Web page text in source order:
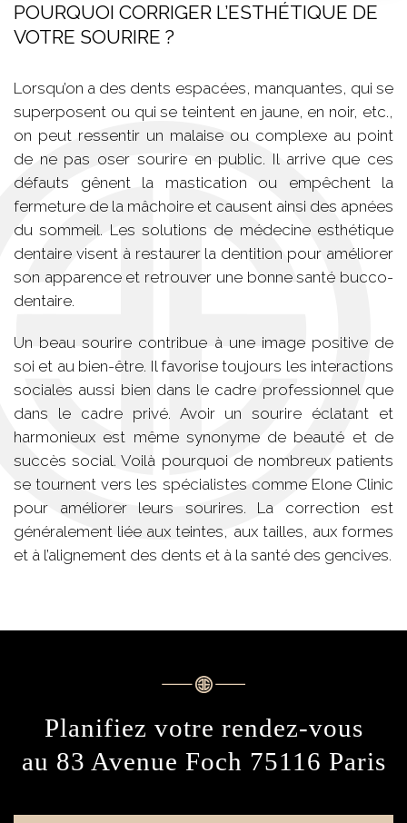
POURQUOI CORRIGER L’ESTHÉTIQUE DE
VOTRE SOURIRE ?
Lorsqu’on a des dents espacées, manquantes, qui se
superposent ou qui se teintent en jaune, en noir, etc.,
on peut ressentir un malaise ou complexe au point
de ne pas oser sourire en public. Il arrive que ces
défauts gênent la mastication ou empêchent la
fermeture de la mâchoire et causent ainsi des apnées
du sommeil. Les solutions de médecine esthétique
dentaire visent à restaurer la dentition pour améliorer
son apparence et retrouver une bonne santé bucco-
dentaire.
Un beau sourire contribue à une image positive de
soi et au bien-être. Il favorise toujours les interactions
sociales aussi bien dans le cadre professionnel que
dans le cadre privé. Avoir un sourire éclatant et
harmonieux est même synonyme de beauté et de
succès social. Voilà pourquoi de nombreux patients
se tournent vers les spécialistes comme Elone Clinic
pour améliorer leurs sourires. La correction est
généralement liée aux teintes, aux tailles, aux formes
et à l’alignement des dents et à la santé des gencives.
Planifiez votre rendez-vous
au 83 Avenue Foch 75116 Paris